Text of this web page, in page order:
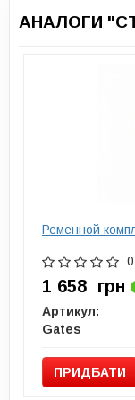
АНАЛОГИ
Ременной
0
1 658 грн
Артикул:
Gates
ПРИДБАТИ